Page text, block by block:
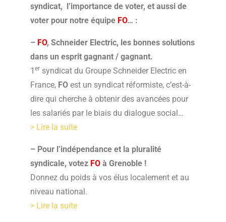
syndicat, l’importance de voter, et aussi de
voter pour notre équipe FO… :
– FO, Schneider Electric, les bonnes solutions
dans un esprit gagnant / gagnant.
1 er syndicat du Groupe Schneider Electric en
France, FO est un syndicat réformiste, c’est-à-
dire qui cherche à obtenir des avancées pour
les salariés par le biais du dialogue social…
> Lire la suite
– Pour l’indépendance et la pluralité
syndicale, votez FO à Grenoble !
Donnez du poids à vos élus localement et au
niveau national.
> Lire la suite